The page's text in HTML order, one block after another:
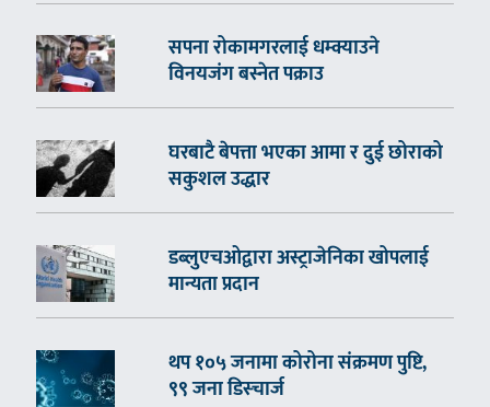
सपना रोकामगरलाई धम्क्याउने
विनयजंग बस्नेत पक्राउ
घरबाटै बेपत्ता भएका आमा र दुई छोराको
सकुशल उद्धार
डब्लुएचओद्वारा अस्ट्राजेनिका खोपलाई
मान्यता प्रदान
थप १०५ जनामा कोरोना संक्रमण पुष्टि,
९९ जना डिस्चार्ज